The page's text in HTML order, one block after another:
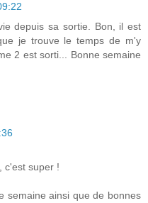
depuis sa sortie. Bon, il est
je trouve le temps de m'y
2 est sorti... Bonne semaine
c'est super !
semaine ainsi que de bonnes